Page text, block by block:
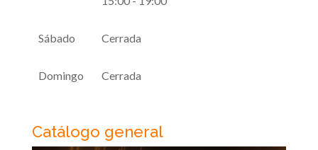
Sábado Cerrada
Domingo Cerrada
Catálogo general